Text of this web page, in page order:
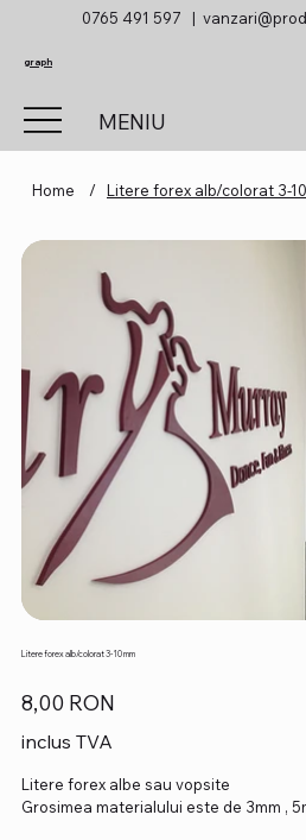
0765 491 597 |
graph
MENIU
Home / Litere forex alb/colorat 3-
Litere forex alb/colorat 3-10 mm
Preț
8,00 RON
inclus TVA
Litere forex albe sau vopsite
Grosimea materialului este de 3mm ,